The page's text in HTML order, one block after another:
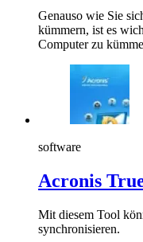
Genauso wie Sie
kümmern, ist es
Computer zu
software
Acronis
Mit diesem Tool
synchronisieren.